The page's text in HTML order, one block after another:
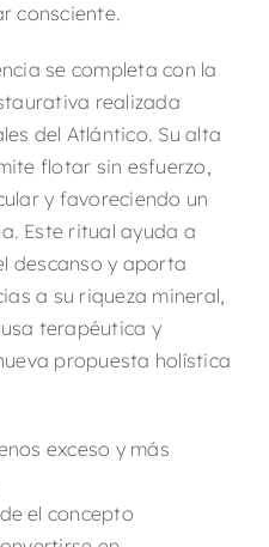
consciente.
se completa con la
realizada
del Atlántico. Su alta
flotar sin esfuerzo,
y favoreciendo un
Este ritual ayuda a
descanso y aporta
a su riqueza mineral,
terapéutica y
propuesta holística
exceso y más
el concepto